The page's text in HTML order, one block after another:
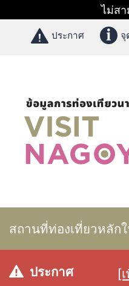
ไม่สา
ประกาศ จุ
สถานที่ท่องเที่ยวหลัก
ประกาศ [